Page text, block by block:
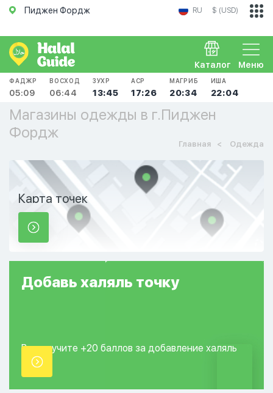
Пиджен Фордж RU $ (USD)
Меню
Каталог
ФАДЖР
05:09
ВОСХОД
06:44
ЗУХР
13:45
АСР
17:26
МАГРИБ
20:34
ИША
22:04
Магазины одежды в г.Пиджен
Фордж
Главная Одежда
Карта точек
Добавь халяль точку
Вы получите +20 баллов за добавление халяль
точки.